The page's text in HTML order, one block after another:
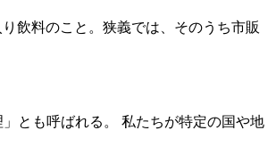
飲料のこと。狭義では、そのうち市販
とも呼ばれる。 私たちが特定の国や地